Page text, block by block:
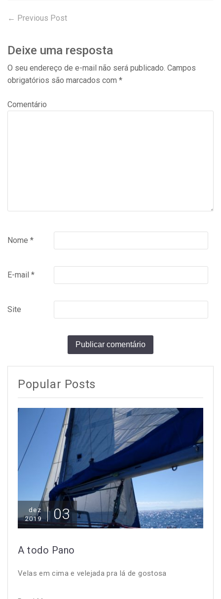
de
Post
← Previous Post
Deixe uma resposta
O seu endereço de e-mail não será publicado. Campos
obrigatórios são marcados com *
Comentário
Nome *
E-mail *
Site
Popular Posts
dez
2019
03
A todo Pano
Velas em cima e velejada pra lá de gostosa